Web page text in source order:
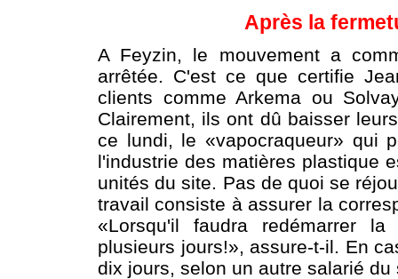
Après la
A Feyzin, le mouvement a
arrêtée. C'est ce que certifie
clients comme Arkema ou
Clairement, ils ont dû baisser
ce lundi, le «vapocraqueur» qui
l'industrie des matières plastique
unités du site. Pas de quoi se
travail consiste à assurer la
«Lorsqu'il faudra redémarrer
plusieurs jours!», assure-t-il. En
dix jours, selon un autre salarié du